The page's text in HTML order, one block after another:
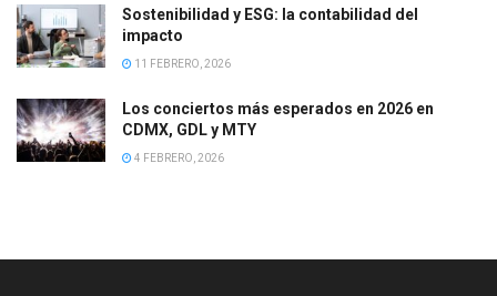
Sostenibilidad y ESG: la contabilidad del
impacto
11 FEBRERO, 2026
Los conciertos más esperados en 2026 en
CDMX, GDL y MTY
4 FEBRERO, 2026